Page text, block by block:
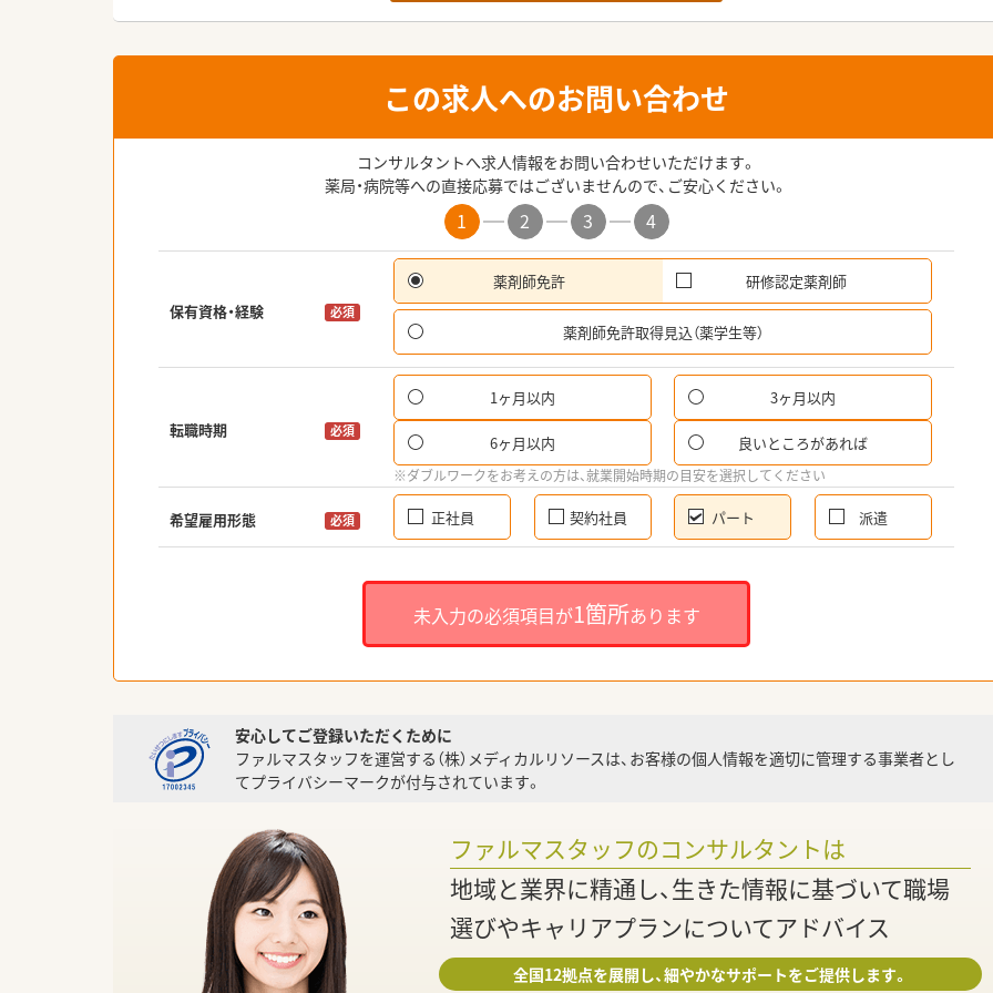
この求人へのお問い合わせ
コンサルタントへ求人情報をお問い合わせいただけます。
薬局・病院等への直接応募ではございませんので、ご安心ください。
1 2 3 4
保有資格・経験 必須
薬剤師免許 研修認定薬剤師
薬剤師免許取得見込（薬学生等）
転職時期 必須
1ヶ月以内 3ヶ月以内
6ヶ月以内 良いところがあれば
※ダブルワークをお考えの方は、就業開始時期の目安を選択してください
希望雇用形態 必須 正社員 契約社員 パート 派遣
未入力の必須項目が1箇所あります
安心してご登録いただくために
ファルマスタッフを運営する（株）メディカルリソースは、お客様の個人情報を適切に管理する事業者とし
てプライバシーマークが付与されています。
ファルマスタッフのコンサルタントは
地域と業界に精通し、生きた情報に基づいて職場
選びやキャリアプランについてアドバイス
全国12拠点を展開し、細やかなサポートをご提供します。